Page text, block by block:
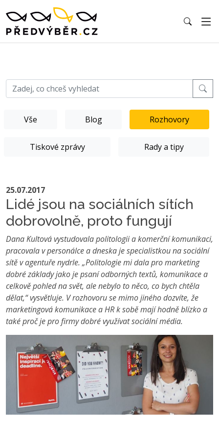
Vše Blog Rozhovory
Tiskové zprávy Rady a tipy
25.07.2017
Lidé jsou na sociálních sítích
dobrovolně, proto fungují
Dana Kultová vystudovala politologii a komerční komunikaci,
pracovala v personálce a dneska je specialistkou na sociální
sítě v agentuře nydrle. „Politologie mi dala pro marketing
dobré základy jako je psaní odborných textů, komunikace a
celkově pohled na svět, ale nebylo to něco, co bych chtěla
dělat,“ vysvětluje. V rozhovoru se mimo jiného dozvíte, že
marketingová komunikace a HR k sobě mají hodně blízko a
také proč je pro firmy dobré využívat sociální média.